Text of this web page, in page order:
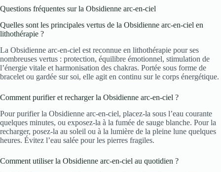
Questions fréquentes sur la Obsidienne arc-en-ciel
Quelles sont les principales vertus de la Obsidienne arc-en-ciel en
lithothérapie ?
La Obsidienne arc-en-ciel est reconnue en lithothérapie pour ses
nombreuses vertus : protection, équilibre émotionnel, stimulation de
l’énergie vitale et harmonisation des chakras. Portée sous forme de
bracelet ou gardée sur soi, elle agit en continu sur le corps énergétique.
Comment purifier et recharger la Obsidienne arc-en-ciel ?
Pour purifier la Obsidienne arc-en-ciel, placez-la sous l’eau courante
quelques minutes, ou exposez-la à la fumée de sauge blanche. Pour la
recharger, posez-la au soleil ou à la lumière de la pleine lune quelques
heures. Évitez l’eau salée pour les pierres fragiles.
Comment utiliser la Obsidienne arc-en-ciel au quotidien ?